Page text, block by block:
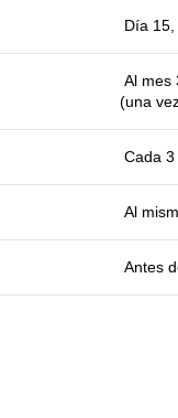
Día 15,
Al mes
(una
Cada
Al
Antes